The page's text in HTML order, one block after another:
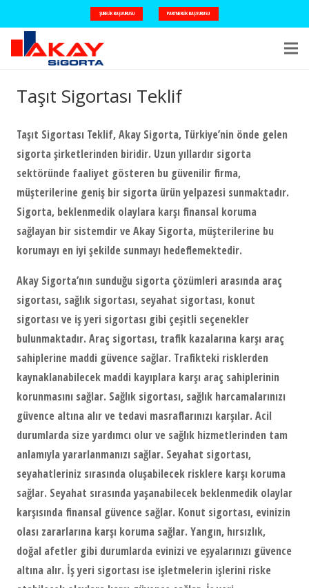
ŞUBELIK BAŞVURUSU PARTNERLIK BAŞVURUSU
Taşıt Sigortası Teklif
Taşıt Sigortası Teklif, Akay Sigorta, Türkiye’nin önde gelen
sigorta şirketlerinden biridir. Uzun yıllardır sigorta
sektöründe faaliyet gösteren bu güvenilir firma,
müşterilerine geniş bir sigorta ürün yelpazesi sunmaktadır.
Sigorta, beklenmedik olaylara karşı finansal koruma
sağlayan bir sistemdir ve Akay Sigorta, müşterilerine bu
korumayı en iyi şekilde sunmayı hedeflemektedir.
Akay Sigorta’nın sunduğu sigorta çözümleri arasında araç
sigortası, sağlık sigortası, seyahat sigortası, konut
sigortası ve iş yeri sigortası gibi çeşitli seçenekler
bulunmaktadır. Araç sigortası, trafik kazalarına karşı araç
sahiplerine maddi güvence sağlar. Trafikteki risklerden
kaynaklanabilecek maddi kayıplara karşı araç sahiplerinin
korunmasını sağlar. Sağlık sigortası, sağlık harcamalarınızı
güvence altına alır ve tedavi masraflarınızı karşılar. Acil
durumlarda size yardımcı olur ve sağlık hizmetlerinden tam
anlamıyla yararlanmanızı sağlar. Seyahat sigortası,
seyahatleriniz sırasında oluşabilecek risklere karşı koruma
sağlar. Seyahat sırasında yaşanabilecek beklenmedik olaylar
karşısında finansal güvence sağlar. Konut sigortası, evinizin
olası zararlarına karşı koruma sağlar. Yangın, hırsızlık,
doğal afetler gibi durumlarda evinizi ve eşyalarınızı güvence
altına alır. İş yeri sigortası ise işletmelerin işlerini riske